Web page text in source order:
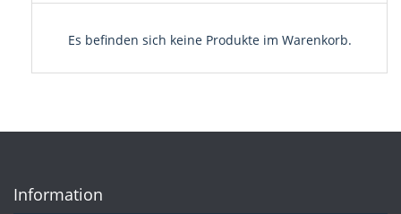
Es befinden sich keine Produkte im Warenkorb.
Information